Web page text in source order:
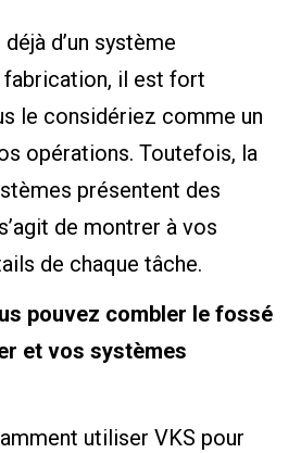
d’un système
fabrication, il est fort
le considériez comme un
opérations. Toutefois, la
présentent des
de montrer à vos
de chaque tâche.
pouvez combler le fossé
et vos systèmes
utiliser VKS pour